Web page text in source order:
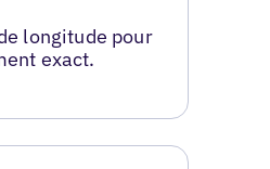
longitude pour
exact.